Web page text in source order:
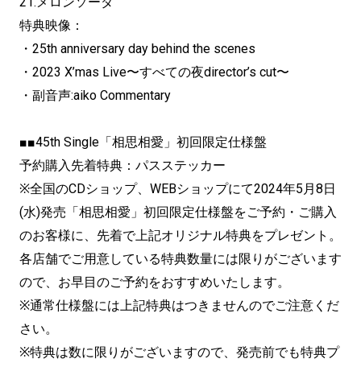
特典映像：
・25th anniversary day behind the scenes
・2023 X’mas Live〜すべての夜director’s cut〜
・副音声:aiko Commentary
■■45th Single「相思相愛」初回限定仕様盤
予約購入先着特典：パスステッカー
※全国のCDショップ、WEBショップにて2024年5月8日
(水)発売「相思相愛」初回限定仕様盤をご予約・ご購入
のお客様に、先着で上記オリジナル特典をプレゼント。
各店舗でご用意している特典数量には限りがございます
ので、お早目のご予約をおすすめいたします。
※通常仕様盤には上記特典はつきませんのでご注意くだ
さい。
※特典は数に限りがございますので、発売前でも特典プ